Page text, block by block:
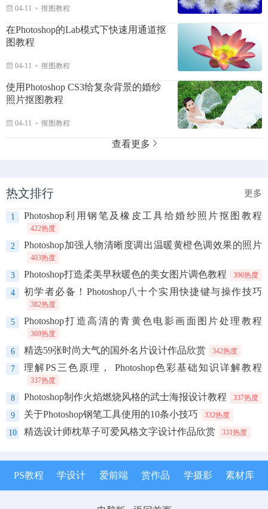
04-11 抠图教程
在Photoshop的Lab模式下快速用通道抠
图教程
04-11 抠图教程
使用Photoshop CS3给复杂背景的婚纱
照片抠图教程
04-11 抠图教程
查看更多
热文排行 更多
1 Photoshop利用钢笔及橡皮工具给婚纱照片抠图教程
422热度
2 Photoshop加强人物清晰度调出温暖黄橙色调效果的照片
403热度
3 Photoshop打造柔美早秋暖色的美女图片调色教程 396热度
4 初学者必备！Photoshop八十个实用快捷键与操作技巧
382热度
5 Photoshop打造高清的青黄色电影画面图片处理教程
369热度
6 精选59张时尚大气的国外名片设计作品欣赏 342热度
7 理解PS三色原理， Photoshop色彩基础知识详解教程
337热度
8 Photoshop制作火焰燃烧风格的武士海报设计教程 337热度
9 关于Photoshop钢笔工具使用的10条小技巧 332热度
10 精选设计师枕草子可爱风格文字设计作品欣赏 331热度
PS教程 学设计 爱前端 赏作品 学摄影 素材库